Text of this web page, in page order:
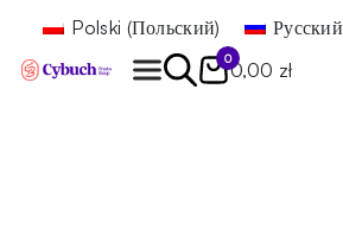
Polski (Польский) Русский
0
0,00 zł